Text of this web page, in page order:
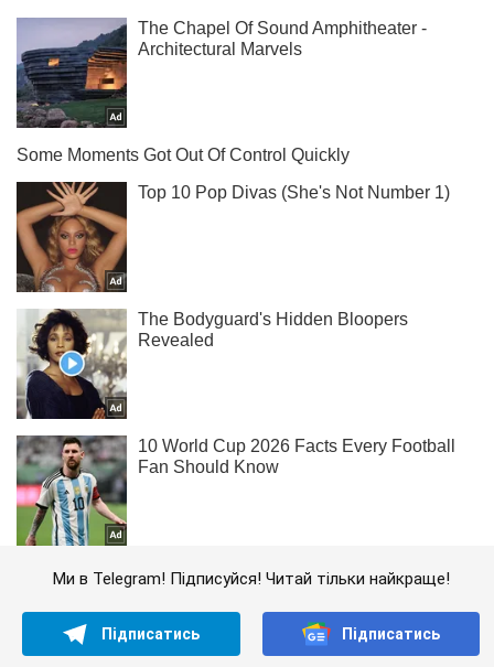
Ми в Telegram! Підписуйся! Читай тільки найкраще!
Підписатись Підписатись